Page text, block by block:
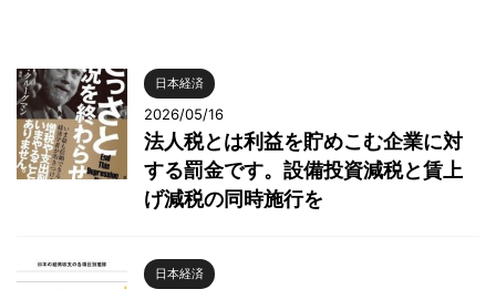
日本経済
2026/05/16
法人税とは利益を貯めこむ企業に対
する罰金です。設備投資減税と賃上
げ減税の同時施行を
日本経済